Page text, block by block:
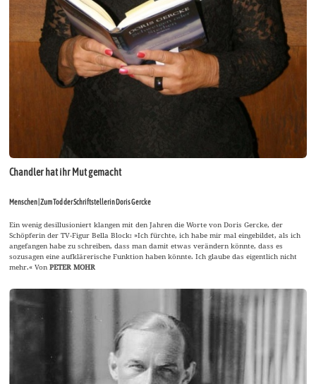
Chandler hat ihr Mut gemacht
Menschen | Zum Tod der Schriftstellerin Doris Gercke
Ein wenig desillusioniert klangen mit den Jahren die Worte von Doris Gercke, der
Schöpferin der TV-Figur Bella Block: »Ich fürchte, ich habe mir mal eingebildet, als ich
angefangen habe zu schreiben, dass man damit etwas verändern könnte, dass es
sozusagen eine aufklärerische Funktion haben könnte. Ich glaube das eigentlich nicht
mehr.« VonPETER MOHR